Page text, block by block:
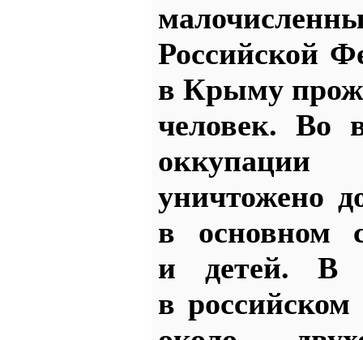
Российской
в Крыму
человек. Во
уничтожено
в основном
и детей. В
в